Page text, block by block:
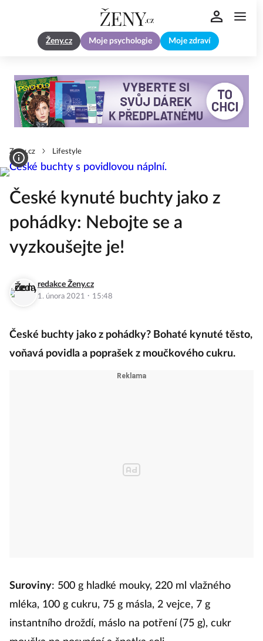
Ženy.cz Moje psychologie Moje zdraví
Zeny.cz Lifestyle
České kynuté buchty jako z
pohádky: Nebojte se a
vyzkoušejte je!
redakce Ženy.cz
1. února 2021 · 15:48
České buchty jako z pohádky? Bohaté kynuté těsto,
voňavá povidla a poprašek z moučkového cukru.
Suroviny: 500 g hladké mouky, 220 ml vlažného
mléka, 100 g cukru, 75 g másla, 2 vejce, 7 g
instantního droždí, máslo na potření (75 g), cukr